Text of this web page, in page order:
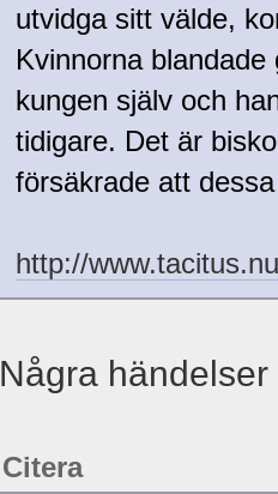
utvidga sitt välde,
Kvinnorna
kungen själv och
tidigare. Det är
försäkrade att
http://
Några
Citera